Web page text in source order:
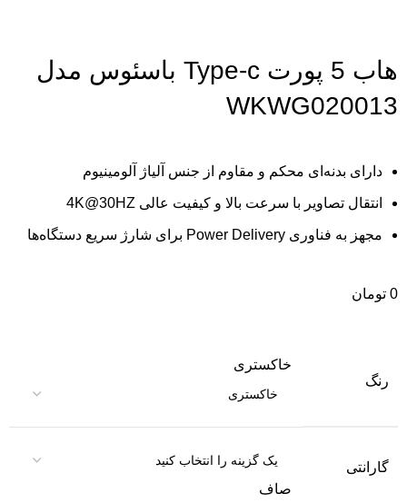
هاب 5 پورت Type-c باسئوس مدل
WKWG020013
دارای بدنه‌ای محکم و مقاوم از جنس آلیاژ آلومینیوم
انتقال تصاویر با سرعت بالا و کیفیت عالی 4K@30HZ
مجهز به فناوری Power Delivery برای شارژ سریع دستگاه‌ها
0 تومان
رنگ
خاکستری
گارانتی
صاف